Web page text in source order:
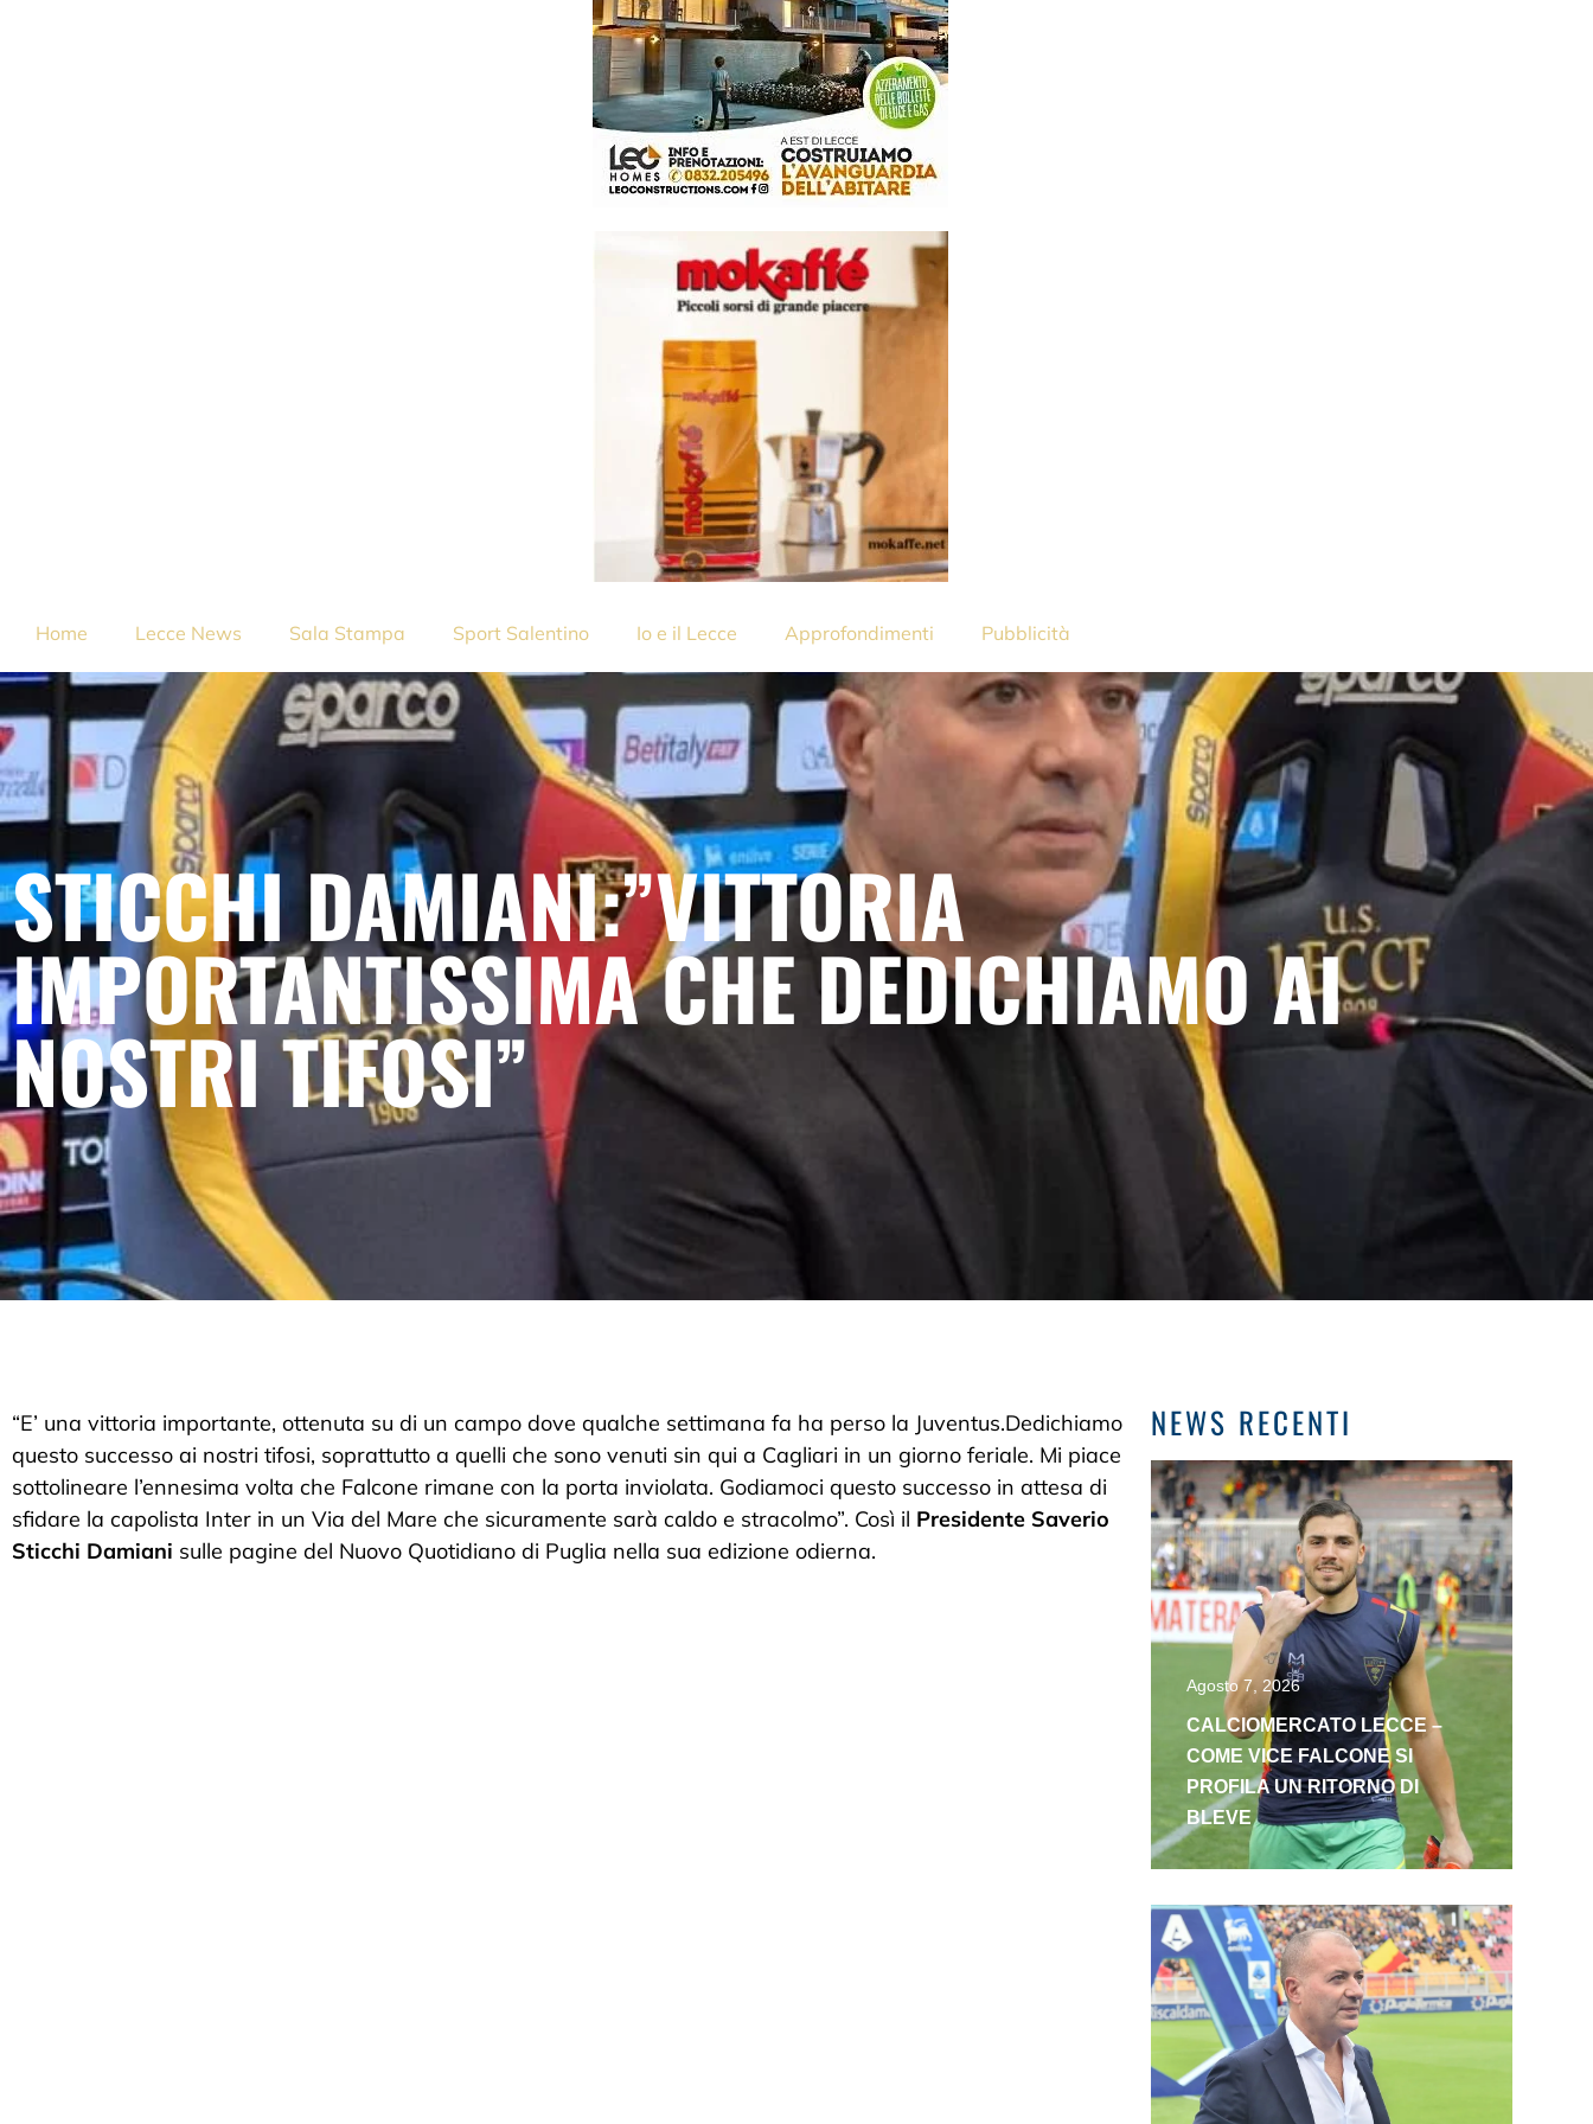
Home Lecce News Sala Stampa Sport Salentino Io e il Lecce Approfondimenti Pubblicità
STICCHI DAMIANI:”VITTORIA
IMPORTANTISSIMA CHE DEDICHIAMO AI
NOSTRI TIFOSI”
“E’ una vittoria importante, ottenuta su di un campo dove qualche settimana fa ha perso la Juventus.Dedichiamo
questo successo ai nostri tifosi, soprattutto a quelli che sono venuti sin qui a Cagliari in un giorno feriale. Mi piace
sottolineare l’ennesima volta che Falcone rimane con la porta inviolata. Godiamoci questo successo in attesa di
sfidare la capolista Inter in un Via del Mare che sicuramente sarà caldo e stracolmo”. Così il Presidente Saverio
Sticchi Damiani sulle pagine del Nuovo Quotidiano di Puglia nella sua edizione odierna.
NEWS RECENTI
Agosto 7, 2026
CALCIOMERCATO LECCE –
COME VICE FALCONE SI
PROFILA UN RITORNO DI
BLEVE